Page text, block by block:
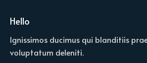
Hello
Ignissimos ducimus qui blanditiis
voluptatum deleniti.